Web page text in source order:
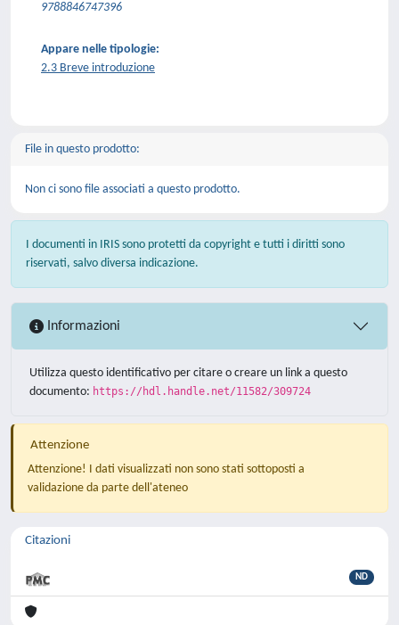
9788846747396
Appare nelle tipologie:
2.3 Breve introduzione
File in questo prodotto:
Non ci sono file associati a questo prodotto.
I documenti in IRIS sono protetti da copyright e tutti i diritti sono
riservati, salvo diversa indicazione.
Informazioni
Utilizza questo identificativo per citare o creare un link a questo
documento: https://hdl.handle.net/11582/309724
Attenzione
Attenzione! I dati visualizzati non sono stati sottoposti a
validazione da parte dell'ateneo
Citazioni
ND